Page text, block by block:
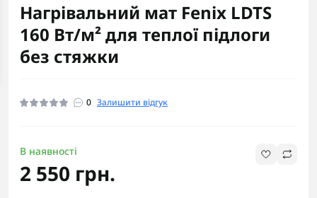
Нагрівальний мат Fenix LDTS
160 Вт/м² для теплої підлоги
без стяжки
0 Залишити відгук
В наявності
2 550 грн.